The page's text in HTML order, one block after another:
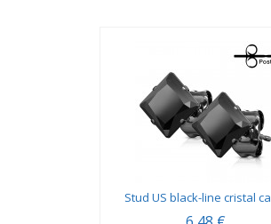
Stud US black-line cristal